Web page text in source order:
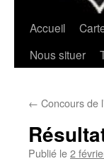
Accueil
Nous situer
← Concours de
Publié le2